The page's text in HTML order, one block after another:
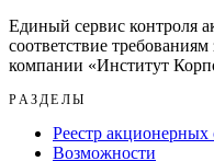
Единый сервис контроля
соответствие
компании «Институт
РАЗДЕЛЫ
Реестр акционерных
Возможности